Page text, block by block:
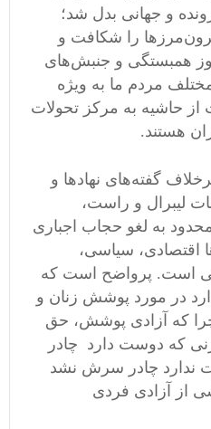
و جهانی بدل شد؛
را شکافت و
همبستگی و جنبش‌های
مردم ما به ویژه
حاشیه به مرکز تحولات
هستند.
گفته‌های نهادها و
لیبرال و راست،
محدود به لغو حجاب اجباری
اقتصادی، سیاسی،
است. پرواضح است که
در مورد پوشش زنان و
چرا که آزادی پوشش، حق
که دوست دارد چادر
ندارد چادر سرش نشد
از آزادی فردی